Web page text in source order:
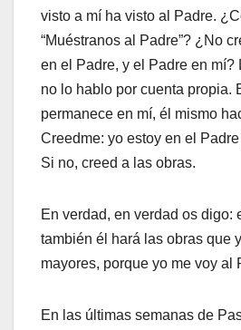
visto a mí ha visto al Padre.
“Muéstranos al Padre”? ¿No
en el Padre, y el Padre en mí?
no lo hablo por cuenta propia.
permanece en mí, él mismo
Creedme: yo estoy en el
Si no, creed a las obras.
En verdad, en verdad os digo:
también él hará las obras que
mayores, porque yo me voy al
En las últimas semanas de